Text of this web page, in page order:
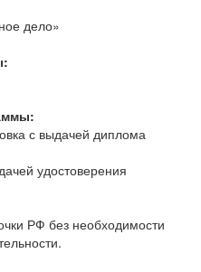
дело»
с выдачей диплома
удостоверения
РФ без необходимости